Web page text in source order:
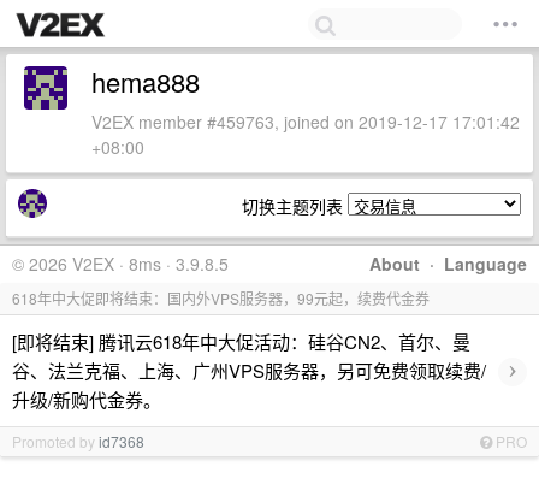
hema888
V2EX member #459763, joined on 2019-12-17 17:01:42
+08:00
切换主题列表
About · Language
© 2026 V2EX · 8ms · 3.9.8.5
618年中大促即将结束：国内外VPS服务器，99元起，续费代金券
[即将结束] 腾讯云618年中大促活动：硅谷CN2、首尔、曼
谷、法兰克福、上海、广州VPS服务器，另可免费领取续费/
升级/新购代金券。
›
Promoted byid7368 PRO